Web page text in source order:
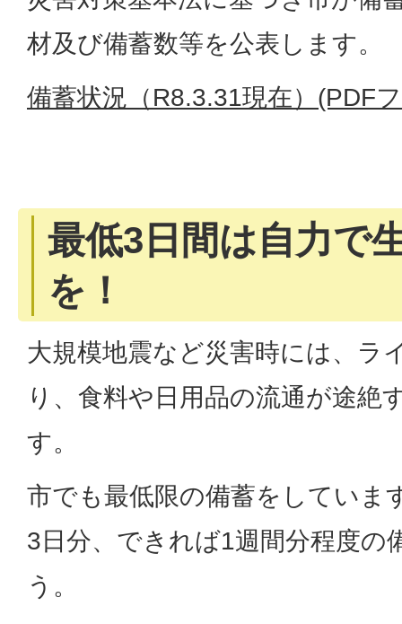
材及び備蓄数等を公表します。
備蓄状況（R8.3.31現在）(PDF
最低3日間は自力で
を！
大規模地震など災害時には、ラ
り、食料や日用品の流通が途絶
す。
市でも最低限の備蓄をしていま
3日分、できれば1週間分程度の
う。